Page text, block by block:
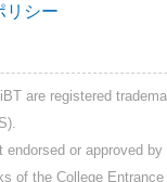
リシー
are registered
or approved by
of the College Entrance